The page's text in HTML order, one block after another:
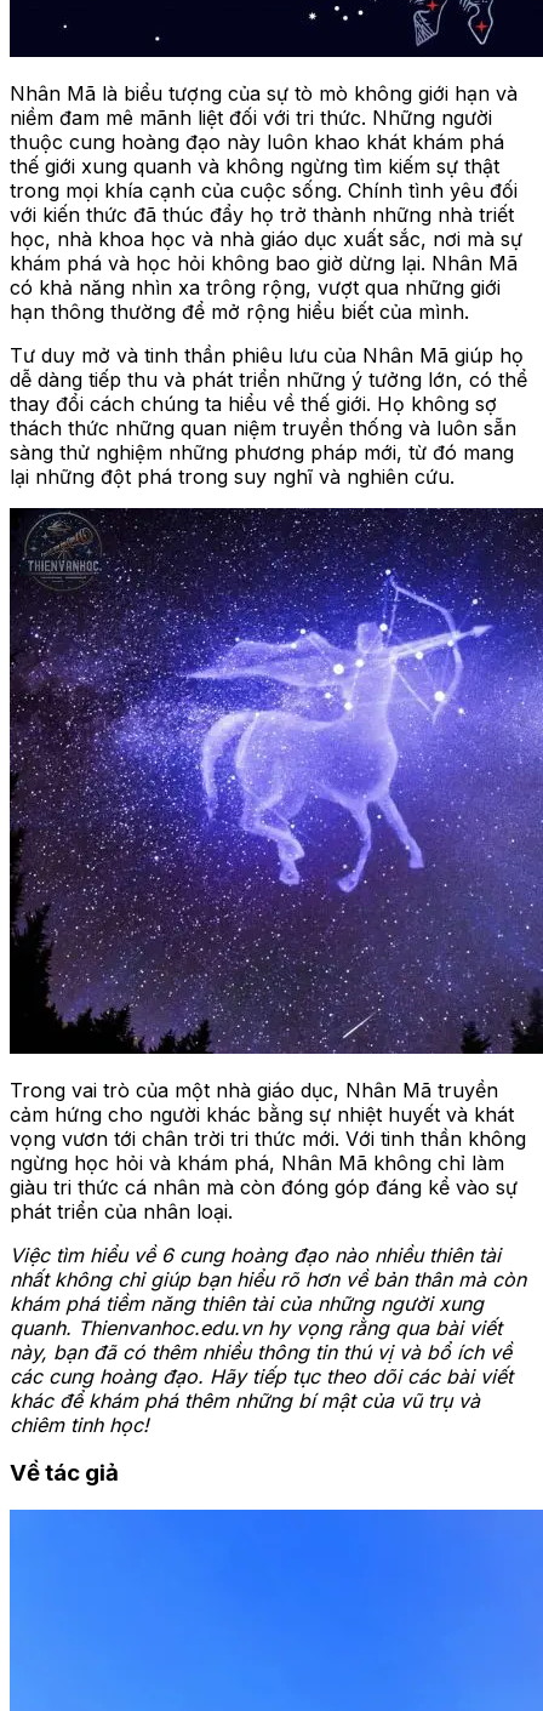
Nhân Mã là biểu tượng của sự tò mò không giới hạn và
niềm đam mê mãnh liệt đối với tri thức. Những người
thuộc cung hoàng đạo này luôn khao khát khám phá
thế giới xung quanh và không ngừng tìm kiếm sự thật
trong mọi khía cạnh của cuộc sống. Chính tình yêu đối
với kiến thức đã thúc đẩy họ trở thành những nhà triết
học, nhà khoa học và nhà giáo dục xuất sắc, nơi mà sự
khám phá và học hỏi không bao giờ dừng lại. Nhân Mã
có khả năng nhìn xa trông rộng, vượt qua những giới
hạn thông thường để mở rộng hiểu biết của mình.
Tư duy mở và tinh thần phiêu lưu của Nhân Mã giúp họ
dễ dàng tiếp thu và phát triển những ý tưởng lớn, có thể
thay đổi cách chúng ta hiểu về thế giới. Họ không sợ
thách thức những quan niệm truyền thống và luôn sẵn
sàng thử nghiệm những phương pháp mới, từ đó mang
lại những đột phá trong suy nghĩ và nghiên cứu.
Trong vai trò của một nhà giáo dục, Nhân Mã truyền
cảm hứng cho người khác bằng sự nhiệt huyết và khát
vọng vươn tới chân trời tri thức mới. Với tinh thần không
ngừng học hỏi và khám phá, Nhân Mã không chỉ làm
giàu tri thức cá nhân mà còn đóng góp đáng kể vào sự
phát triển của nhân loại.
Việc tìm hiểu về 6 cung hoàng đạo nào nhiều thiên tài
nhất không chỉ giúp bạn hiểu rõ hơn về bản thân mà còn
khám phá tiềm năng thiên tài của những người xung
quanh. Thienvanhoc.edu.vn hy vọng rằng qua bài viết
này, bạn đã có thêm nhiều thông tin thú vị và bổ ích về
các cung hoàng đạo. Hãy tiếp tục theo dõi các bài viết
khác để khám phá thêm những bí mật của vũ trụ và
chiêm tinh học!
Về tác giả